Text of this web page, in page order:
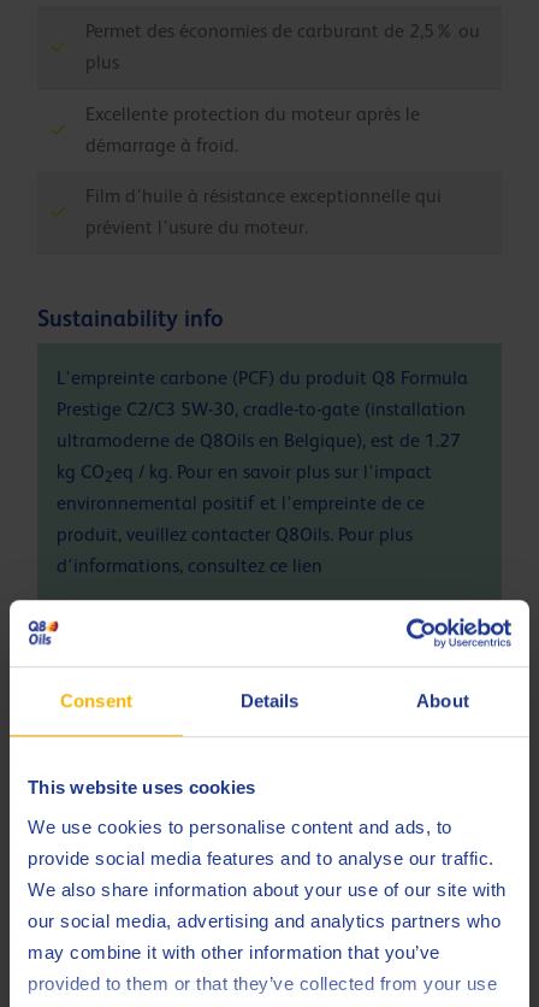
Consent Details About
This website uses cookies
We use cookies to personalise content and ads, to
provide social media features and to analyse our traffic.
We also share information about your use of our site with
our social media, advertising and analytics partners who
may combine it with other information that you’ve
provided to them or that they’ve collected from your use
Permet des économies de carburant de 2,5% ou
plus
Excellente protection du moteur après le
démarrage à froid.
Film d’huile à résistance exceptionnelle qui
prévient l’usure du moteur.
Sustainability info
L'empreinte carbone (PCF) du produit Q8 Formula
Prestige C2/C3 5W-30, cradle-to-gate (installation
ultramoderne de Q8Oils en Belgique), est de 1.27
kg CO2eq / kg. Pour en savoir plus sur l'impact
environnemental positif et l'empreinte de ce
produit, veuillez contacter Q8Oils. Pour plus
d'informations, consultez ce lien
Spécifications et approbations
ACEA C2
BMW Longlife-04
MB 229.31
MB 229.51